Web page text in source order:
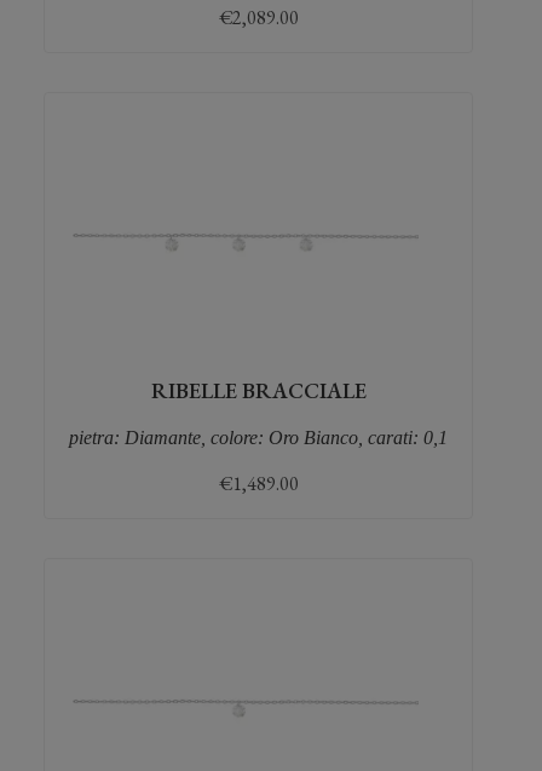
€2,089.00
RIBELLE BRACCIALE
pietra: Diamante, colore: Oro Bianco, carati: 0,1
€1,489.00